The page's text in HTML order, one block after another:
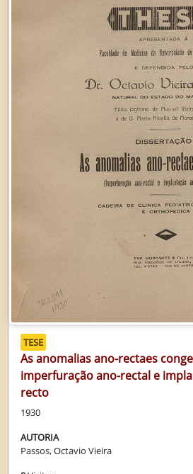
TESE
As anomalias ano-rectaes
imperfuração ano-rectal e
recto
1930
AUTORIA
Passos, Octavio Vieira